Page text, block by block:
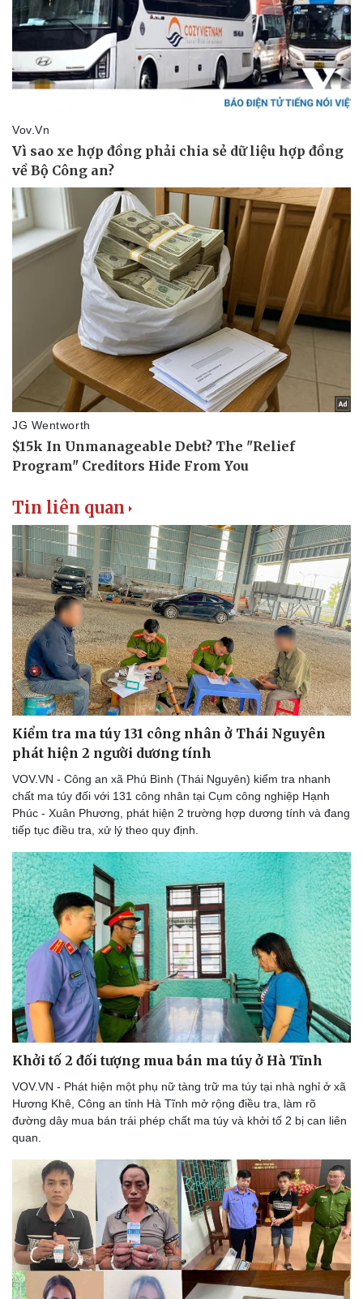
Thể thao
Bóng đá
Lịch thi đấu bóng đá
Thế giới thể thao
Ô tô - Xe máy
Ô tô
Xe máy
Tư vấn
Tin liên quan
Kiểm tra ma túy 131 công nhân ở Thái Nguyên
phát hiện 2 người dương tính
VOV.VN - Công an xã Phú Bình (Thái Nguyên) kiểm tra nhanh
chất ma túy đối với 131 công nhân tại Cụm công nghiệp Hạnh
Phúc - Xuân Phương, phát hiện 2 trường hợp dương tính và đang
tiếp tục điều tra, xử lý theo quy định.
Khởi tố 2 đối tượng mua bán ma túy ở Hà Tĩnh
VOV.VN - Phát hiện một phụ nữ tàng trữ ma túy tại nhà nghỉ ở xã
Hương Khê, Công an tỉnh Hà Tĩnh mở rộng điều tra, làm rõ
đường dây mua bán trái phép chất ma túy và khởi tố 2 bị can liên
quan.